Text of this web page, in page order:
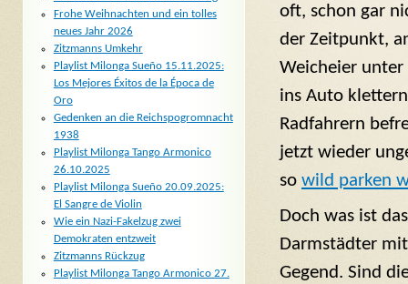
oft, schon gar
der Zeitpunkt,
Weicheier unter
ins Auto
Radfahrern
jetzt wieder
so wild parken
Doch was ist
Darmstädter
Gegend. Sind
Frohe Weihnachten und ein tolles
neues Jahr 2026
Zitzmanns Umkehr
Playlist Milonga Sueño 15.11.2025:
Los Mejores Éxitos de la Época de
Oro
Gedenken an die Reichspogromnacht
1938
Playlist Milonga Tango Armonico
26.10.2025
Playlist Milonga Sueño 20.09.2025:
El Sangre de Violin
Wie ein Nazi-Fakelzug zwei
Demokraten entzweit
Zitzmanns Rückzug
Playlist Milonga Tango Armonico 27.